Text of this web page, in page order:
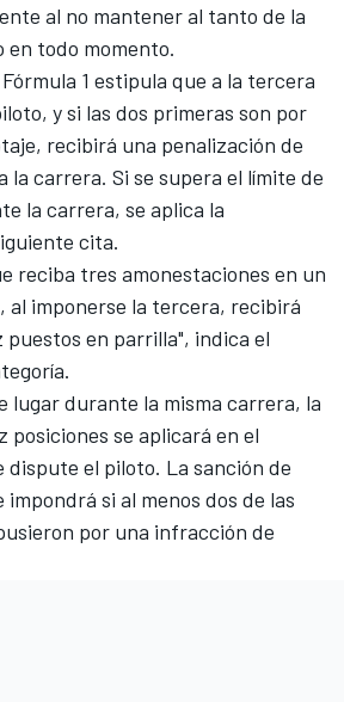
al no mantener al tanto de la
en todo momento.
1 estipula que a la tercera
y si las dos primeras son por
recibirá una penalización de
la carrera. Si se supera el límite de
la carrera, se aplica la
cita.
reciba tres amonestaciones en un
al imponerse la tercera, recibirá
puestos en parrilla", indica el
lugar durante la misma carrera, la
posiciones se aplicará en el
dispute el piloto. La sanción de
impondrá si al menos dos de las
por una infracción de